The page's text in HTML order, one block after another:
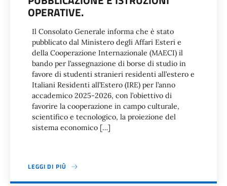
OPERATIVE.
Il Consolato Generale informa che è stato
pubblicato dal Ministero degli Affari Esteri e
della Cooperazione Internazionale (MAECI) il
bando per l’assegnazione di borse di studio in
favore di studenti stranieri residenti all’estero e
Italiani Residenti all’Estero (IRE) per l’anno
accademico 2025-2026, con l’obiettivo di
favorire la cooperazione in campo culturale,
scientifico e tecnologico, la proiezione del
sistema economico […]
LEGGI DI PIÙ